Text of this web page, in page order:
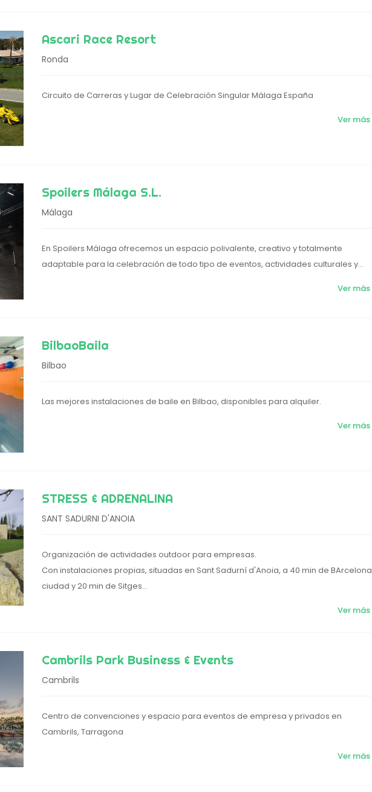
Ascari Race Resort
Ronda
Circuito de Carreras y Lugar de Celebración Singular Málaga España
Ver más
Spoilers Málaga S.L.
Málaga
En Spoilers Málaga ofrecemos un espacio polivalente, creativo y totalmente
adaptable para la celebración de todo tipo de eventos, actividades culturales y...
Ver más
BilbaoBaila
Bilbao
Las mejores instalaciones de baile en Bilbao, disponibles para alquiler.
Ver más
STRESS & ADRENALINA
SANT SADURNI D'ANOIA
Organización de actividades outdoor para empresas.
Con instalaciones propias, situadas en Sant Sadurní d'Anoia, a 40 min de BArcelona
ciudad y 20 min de Sitges...
Ver más
Cambrils Park Business & Events
Cambrils
Centro de convenciones y espacio para eventos de empresa y privados en
Cambrils, Tarragona
Ver más